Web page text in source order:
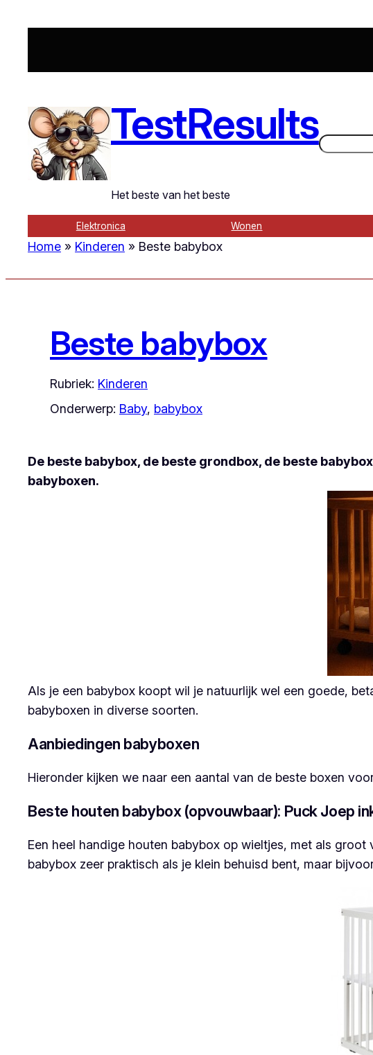
inhoud
TestResults
Het beste van het beste
Zoeken
Elektronica Wonen
Home » Kinderen » Beste babybox
Beste babybox
Rubriek: Kinderen
Onderwerp: Baby, babybox
De beste babybox, de beste grondbox, de beste
babyboxen.
Als je een babybox koopt wil je natuurlijk wel een goede,
babyboxen in diverse soorten.
Aanbiedingen babyboxen
Hieronder kijken we naar een aantal van de beste boxen
Beste houten babybox (opvouwbaar): Puck Joep
Een heel handige houten babybox op wieltjes, met als
babybox zeer praktisch als je klein behuisd bent, maar